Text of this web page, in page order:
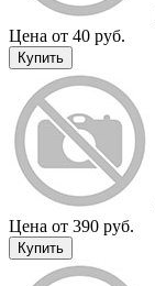
Цена от 40 руб.
Купить
Цена от 390 руб.
Купить